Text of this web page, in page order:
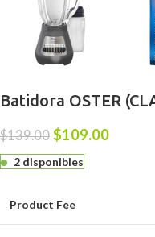
Batidora OSTER
$139.00 $109.00
2 disponibles
Product Fee